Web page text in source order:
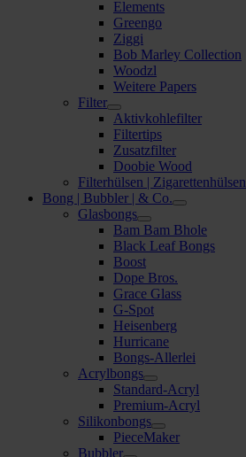
Elements
Greengo
Ziggi
Bob Marley Collection
Woodzl
Weitere Papers
Filter
Aktivkohlefilter
Filtertips
Zusatzfilter
Doobie Wood
Filterhülsen | Zigarettenhülsen
Bong | Bubbler | & Co.
Glasbongs
Bam Bam Bhole
Black Leaf Bongs
Boost
Dope Bros.
Grace Glass
G-Spot
Heisenberg
Hurricane
Bongs-Allerlei
Acrylbongs
Standard-Acryl
Premium-Acryl
Silikonbongs
PieceMaker
Bubbler